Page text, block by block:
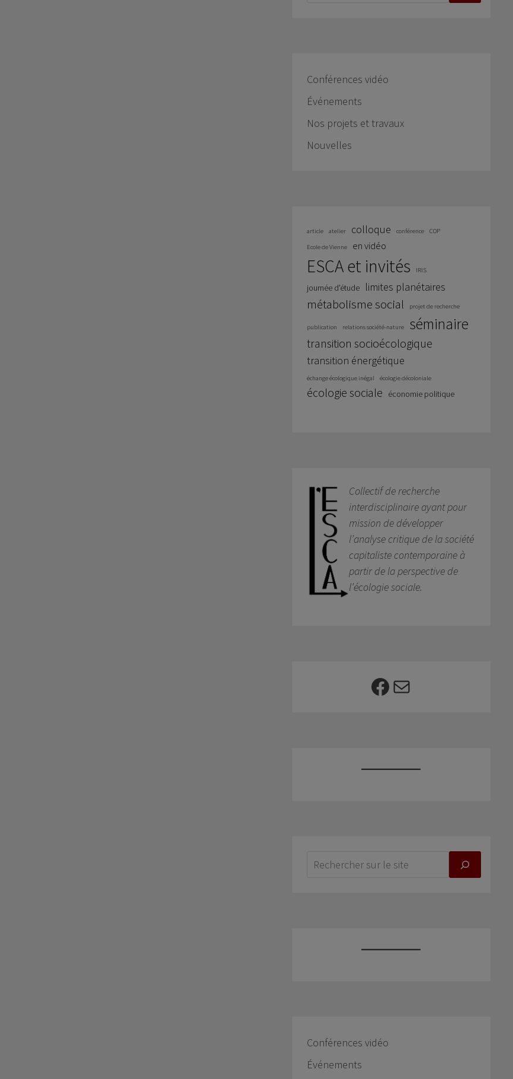
Conférences vidéo
Événements
Nos projets et travaux
Nouvelles
article atelier colloque conférence COP
Ecole de Vienne en vidéo
ESCA et invités IRIS
journée d'étude limites planétaires
métabolisme social projet de recherche
publication relations société-nature séminaire
transition socioécologique
transition énergétique
échange écologique inégal écologie décoloniale
écologie sociale économie politique
Collectif de recherche
interdisciplinaire ayant pour
mission de développer
l’analyse critique de la société
capitaliste contemporaine à
partir de la perspective de
l’écologie sociale.
Facebook
E-mail
Conférences vidéo
Événements